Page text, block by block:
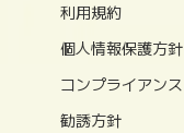
利用規約
個人情報保護方針
コンプライアンス
勧誘方針